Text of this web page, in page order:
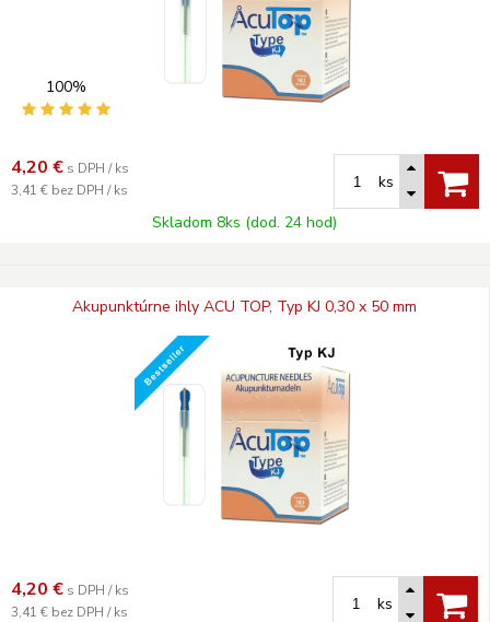
100%
4,20 € s DPH / ks
3,41 € bez DPH / ks
ks
Skladom 8ks (dod. 24 hod)
Akupunktúrne ihly ACU TOP, Typ KJ 0,30 x 50 mm
4,20 € s DPH / ks
3,41 € bez DPH / ks
ks